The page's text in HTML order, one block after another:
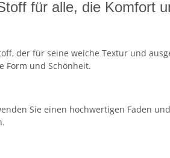
für alle, die Komfort
der für seine weiche Textur und
Form und Schönheit.
Sie einen hochwertigen Faden